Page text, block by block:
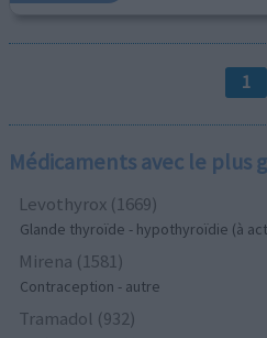
1
Médicaments avec le plus
Levothyrox (1669)
Glande thyroïde - hypothyroïdie (à
Mirena (1581)
Contraception - autre
Tramadol (932)